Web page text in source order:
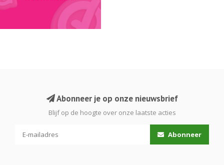
Abonneer je op onze nieuwsbrief
Blijf op de hoogte over onze laatste acties
Abonneer